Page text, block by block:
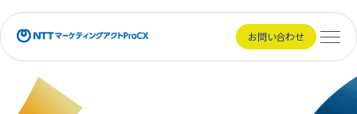
NTTマーケティングアクトProCX お問い合わせ
メニ